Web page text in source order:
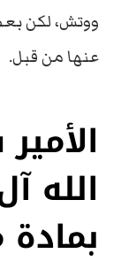
ووتش، لكن
عنها من قبل.
الله